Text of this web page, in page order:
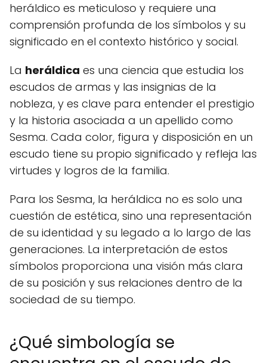
heráldico es meticuloso y requiere una
comprensión profunda de los símbolos y su
significado en el contexto histórico y social.
La heráldica es una ciencia que estudia los
escudos de armas y las insignias de la
nobleza, y es clave para entender el prestigio
y la historia asociada a un apellido como
Sesma. Cada color, figura y disposición en un
escudo tiene su propio significado y refleja las
virtudes y logros de la familia.
Para los Sesma, la heráldica no es solo una
cuestión de estética, sino una representación
de su identidad y su legado a lo largo de las
generaciones. La interpretación de estos
símbolos proporciona una visión más clara
de su posición y sus relaciones dentro de la
sociedad de su tiempo.
¿Qué simbología se